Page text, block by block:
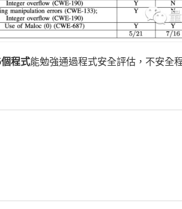
程式能勉強通過程式安全評估，不安全